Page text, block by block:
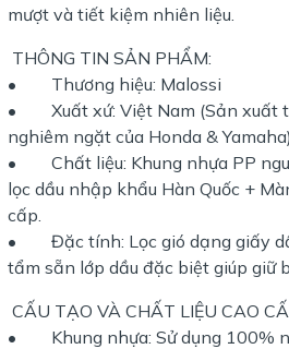
mượt và tiết kiệm nhiên liệu.
THÔNG TIN SẢN PHẨM:
• Thương hiệu: Malossi
• Xuất xứ: Việt Nam (Sản xuất
nghiêm ngặt của Honda & Yamaha)
• Chất liệu: Khung nhựa PP
lọc dầu nhập khẩu Hàn Quốc +
cấp.
• Đặc tính: Lọc gió dạng giấy
tẩm sẵn lớp dầu đặc biệt giúp giữ
CẤU TẠO VÀ CHẤT LIỆU CAO
• Khung nhựa: Sử dụng 100%